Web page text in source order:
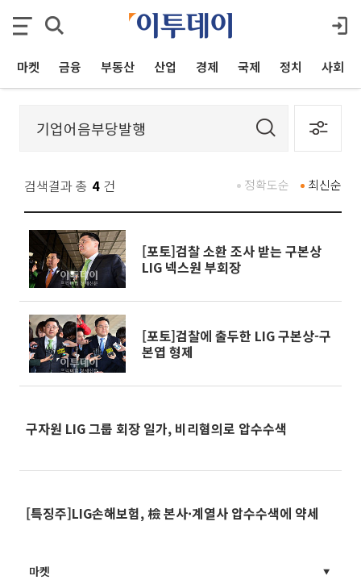
마켓 금융 부동산 산업 경제 국제 정치 사회
검색결과 총 4 건 최신순
정확도순
[포토]검찰 소환 조사 받는 구본상
LIG 넥스원 부회장
[포토]검찰에 출두한 LIG 구본상-구
본엽 형제
구자원 LIG 그룹 회장 일가, 비리혐의로 압수수색
[특징주]LIG손해보험, 檢 본사·계열사 압수수색에 약세
마켓